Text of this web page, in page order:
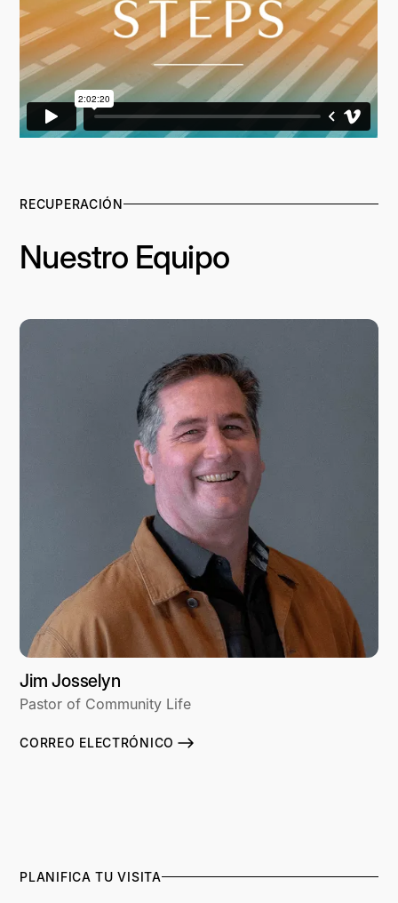
RECUPERACIÓN
Nuestro Equipo
Jim Josselyn
Pastor of Community Life
CORREO ELECTRÓNICO
PLANIFICA TU VISITA